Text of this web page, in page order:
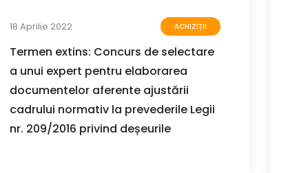
18 Aprilie 2022 ACHIZIȚII
Termen extins: Concurs de selectare
a unui expert pentru elaborarea
documentelor aferente ajustării
cadrului normativ la prevederile Legii
nr. 209/2016 privind deșeurile